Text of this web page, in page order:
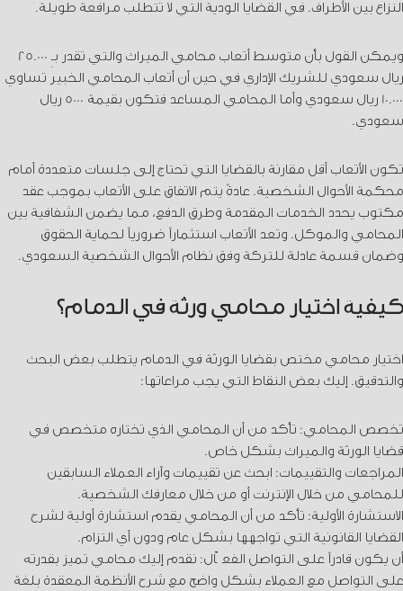
النزاع بين الأطراف. في القضايا الودية التي لا تتطلب مرافعة طويلة.
ويمكن القول بأن متوسط أتعاب محامي الميراث والتي تقدر بـِ 25.000
ريال سعودي للشريك الإداري في حين أن أتعاب المحامي الخبير تساوي
10.000 ريال سعودي وأما المحامي المساعد فتكون بقيمة 5000 ريال
سعودي.
تكون الأتعاب أقل مقارنة بالقضايا التي تحتاج إلى جلسات متعددة أمام
محكمة الأحوال الشخصية. عادةً يتم الاتفاق على الأتعاب بموجب عقد
مكتوب يحدد الخدمات المقدمة وطرق الدفع، مما يضمن الشفافية بين
المحامي والموكل. وتعد الأتعاب استثماراً ضرورياً لحماية الحقوق
وضمان قسمة عادلة للتركة وفق نظام الأحوال الشخصية السعودي.
كيفية اختيار محامي ورثة في الدمام؟
اختيار محامي مختص بقضايا الورثة في الدمام يتطلب بعض البحث
والتدقيق. إليك بعض النقاط التي يجب مراعاتها:
تخصص المحامي: تأكد من أن المحامي الذي تختاره متخصص في
قضايا الورثة والميراث بشكل خاص.
المراجعات والتقييمات: ابحث عن تقييمات وآراء العملاء السابقين
للمحامي من خلال الإنترنت أو من خلال معارفك الشخصية.
الاستشارة الأولية: تأكد من أن المحامي يقدم استشارة أولية لشرح
القضايا القانونية التي تواجهها بشكل عام ودون أي التزام.
أن يكون قادراً على التواصل الفعّال: نقدم إليك محامي تميز بقدرته
على التواصل مع العملاء بشكل واضح مع شرح الأنظمة المعقدة بلغة